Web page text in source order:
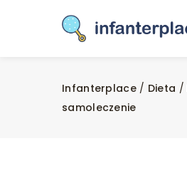
Infanterplace/ Dieta /
samoleczenie